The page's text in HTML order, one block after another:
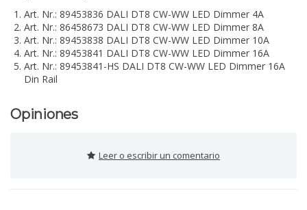
Art. Nr.: 89453836 DALI DT8 CW-WW LED Dimmer 4A
Art. Nr.: 86458673 DALI DT8 CW-WW LED Dimmer 8A
Art. Nr.: 89453838 DALI DT8 CW-WW LED Dimmer 10A
Art. Nr.: 89453841 DALI DT8 CW-WW LED Dimmer 16A
Art. Nr.: 89453841-HS DALI DT8 CW-WW LED Dimmer 16A
Din Rail
Opiniones
Leer o escribir un comentario